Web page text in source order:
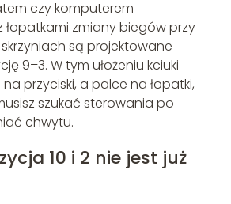
czy komputerem
łopatkami zmiany biegów przy
są projektowane
9–3. W tym ułożeniu kciuki
przyciski, a palce na łopatki,
szukać sterowania po
chwytu.
10 i 2 nie jest już